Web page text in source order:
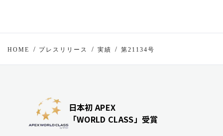
HOME プレスリリース 実績 第21134号
日本初 APEX
「WORLD CLASS」受賞